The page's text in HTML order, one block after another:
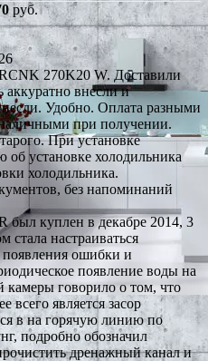
руб.
270K20 W. Доставили
внесли и
Удобно. Оплата разными
при получении.
При установке
установке холодильника
холодильника.
без напоминаний
был куплен в декабре 2014, 3
стала настраиваться
появления ошибки и
появление воды на
камеры говорило о том, что
всего является засор
в на горячую линию по
подробно обозначил
дренажный канал и